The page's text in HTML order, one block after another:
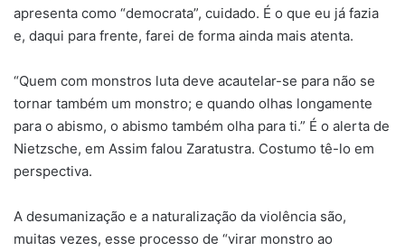
apresenta como “democrata”, cuidado. É o que eu já fazia
e, daqui para frente, farei de forma ainda mais atenta.
“Quem com monstros luta deve acautelar-se para não se
tornar também um monstro; e quando olhas longamente
para o abismo, o abismo também olha para ti.” É o alerta de
Nietzsche, em Assim falou Zaratustra. Costumo tê-lo em
perspectiva.
A desumanização e a naturalização da violência são,
muitas vezes, esse processo de “virar monstro ao